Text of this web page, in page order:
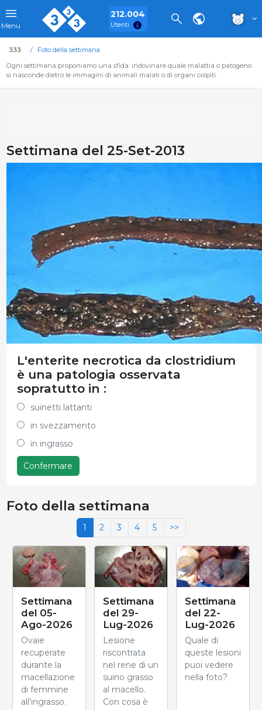
Menu
212.004
Utenti
333
Foto della settimana
Ogni settimana proponiamo una sfida: indovinare quale malattia o patogeno
si nasconde dietro le immagini di animali malati o di organi colpiti.
Settimana del 25-Set-2013
L'enterite necrotica da clostridium
è una patologia osservata
sopratutto in :
suinetti lattanti
in svezzamento
in ingrasso
Confermare
Foto della settimana
1 2 3 4 5 >>
Settimana
del 05-
Ago-2026
Ovaie
recuperate
durante la
macellazione
di femmine
all'ingrasso.
Settimana
del 29-
Lug-2026
Lesione
riscontrata
nel rene di un
suino grasso
al macello.
Con cosa è
Settimana
del 22-
Lug-2026
Quale di
queste lesioni
puoi vedere
nella foto?